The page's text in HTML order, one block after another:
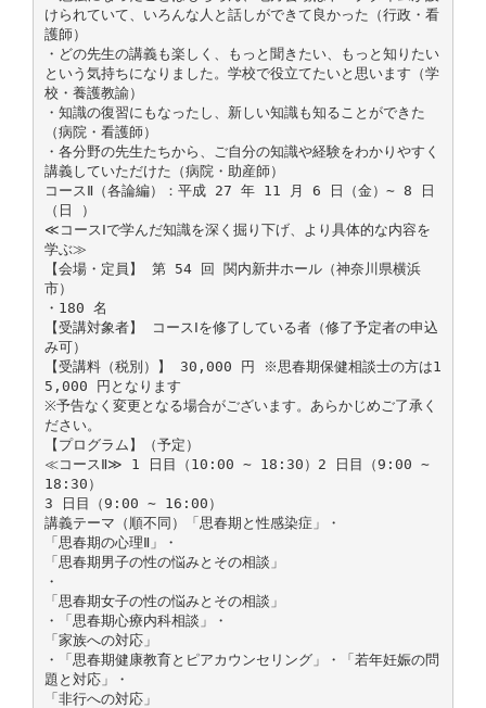
けられていて、いろんな人と話しができて良かった（行政・看
護師）
・どの先生の講義も楽しく、もっと聞きたい、もっと知りたい
という気持ちになりました。学校で役立てたいと思います（学
校・養護教諭）
・知識の復習にもなったし、新しい知識も知ることができた
（病院・看護師）
・各分野の先生たちから、ご自分の知識や経験をわかりやすく
講義していただけた（病院・助産師）
コースⅡ（各論編）：平成 27 年 11 月 6 日（金）∼ 8 日
（日 ）
≪コースⅠで学んだ知識を深く掘り下げ、より具体的な内容を
学ぶ≫
【会場・定員】 第 54 回 関内新井ホール（神奈川県横浜
市）
・180 名
【受講対象者】 コースⅠを修了している者（修了予定者の申込
み可）
【受講料（税別）】 30,000 円 ※思春期保健相談士の方は1
5,000 円となります
※予告なく変更となる場合がございます。あらかじめご了承く
ださい。
【プログラム】（予定）
≪コースⅡ≫ 1 日目（10:00 ∼ 18:30）2 日目（9:00 ∼
18:30）
3 日目（9:00 ∼ 16:00）
講義テーマ（順不同）「思春期と性感染症」・
「思春期の心理Ⅱ」・
「思春期男子の性の悩みとその相談」
・
「思春期女子の性の悩みとその相談」
・「思春期心療内科相談」・
「家族への対応」
・「思春期健康教育とピアカウンセリング」・「若年妊娠の問
題と対応」・
「非行への対応」